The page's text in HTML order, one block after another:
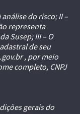
do risco; II –
representa
Susep; III – O
de seu
, por meio
completo, CNPJ
gerais do